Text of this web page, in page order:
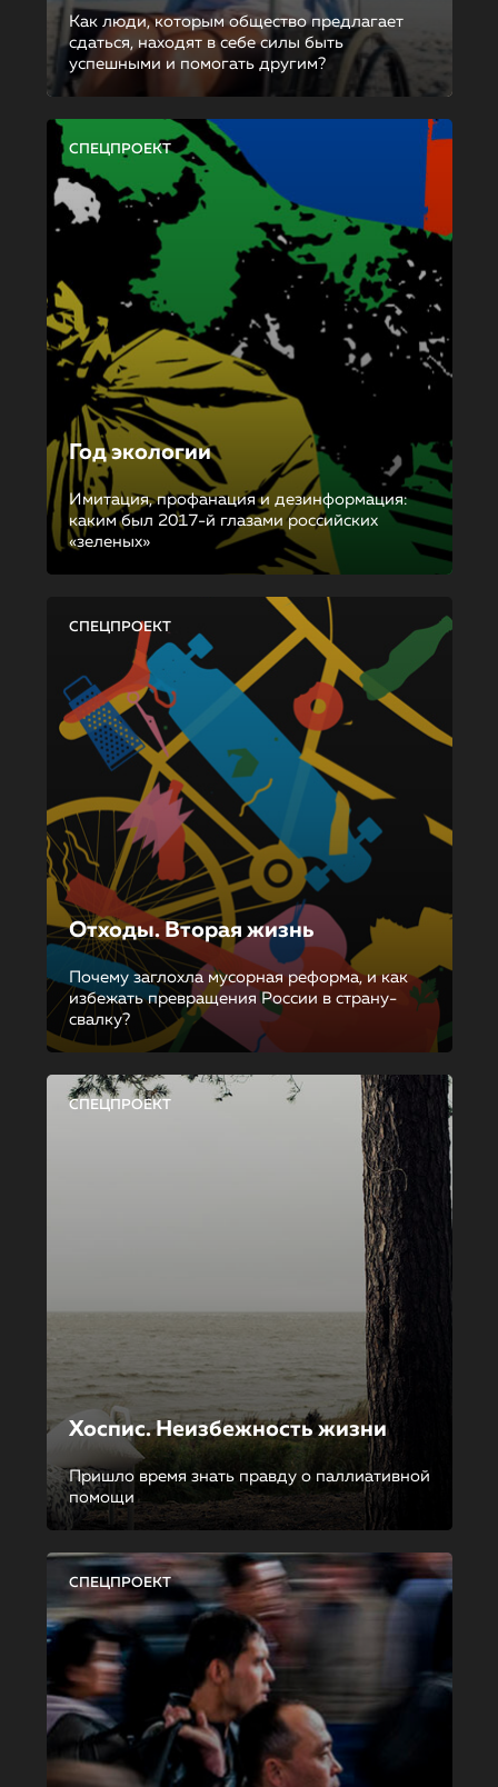
Как люди, которым общество предлагает
сдаться, находят в себе силы быть
успешными и помогать другим?
СПЕЦПРОЕКТ
Год экологии
Имитация, профанация и дезинформация:
каким был 2017-й глазами российских
«зеленых»
СПЕЦПРОЕКТ
Отходы. Вторая жизнь
Почему заглохла мусорная реформа, и как
избежать превращения России в страну-
свалку?
СПЕЦПРОЕКТ
Хоспис. Неизбежность жизни
Пришло время знать правду о паллиативной
помощи
СПЕЦПРОЕКТ